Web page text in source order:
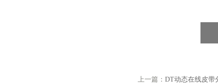
上一篇： DT动态在线皮带